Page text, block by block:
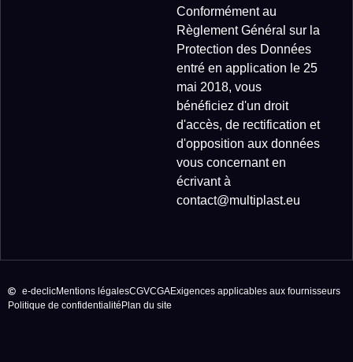
Conformément au
Règlement Général sur la
Protection des Données
entré en application le 25
mai 2018, vous
bénéficiez d'un droit
d'accès, de rectification et
d'opposition aux données
vous concernant en
écrivant à
contact@multiplast.eu
e-declicMentions légalesCGVCGAExigences applicables aux fournisseurs
Politique de confidentialitéPlan du site